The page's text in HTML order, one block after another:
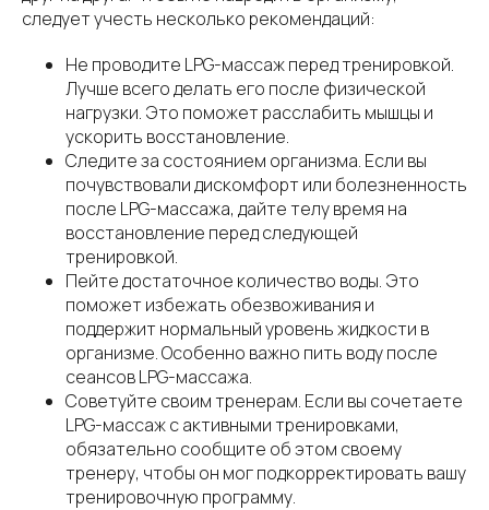
следует учесть несколько рекомендаций:
Не проводите LPG-массаж перед тренировкой.
Лучше всего делать его после физической
нагрузки. Это поможет расслабить мышцы и
ускорить восстановление.
Следите за состоянием организма. Если вы
почувствовали дискомфорт или болезненность
после LPG-массажа, дайте телу время на
восстановление перед следующей
тренировкой.
Пейте достаточное количество воды. Это
поможет избежать обезвоживания и
поддержит нормальный уровень жидкости в
организме. Особенно важно пить воду после
сеансов LPG-массажа.
Советуйте своим тренерам. Если вы сочетаете
LPG-массаж с активными тренировками,
обязательно сообщите об этом своему
тренеру, чтобы он мог подкорректировать вашу
тренировочную программу.